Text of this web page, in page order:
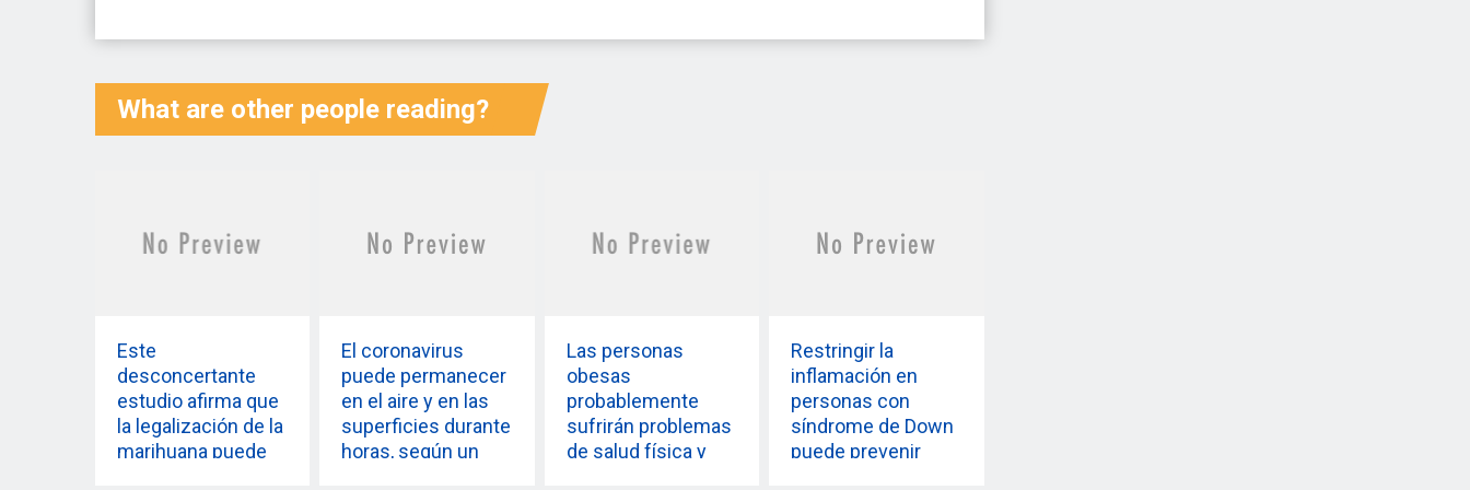
What are other people reading?
Este
desconcertante
estudio afirma que
la legalización de la
marihuana puede
El coronavirus
puede permanecer
en el aire y en las
superficies durante
horas, según un
Las personas
obesas
probablemente
sufrirán problemas
de salud física y
Restringir la
inflamación en
personas con
síndrome de Down
puede prevenir